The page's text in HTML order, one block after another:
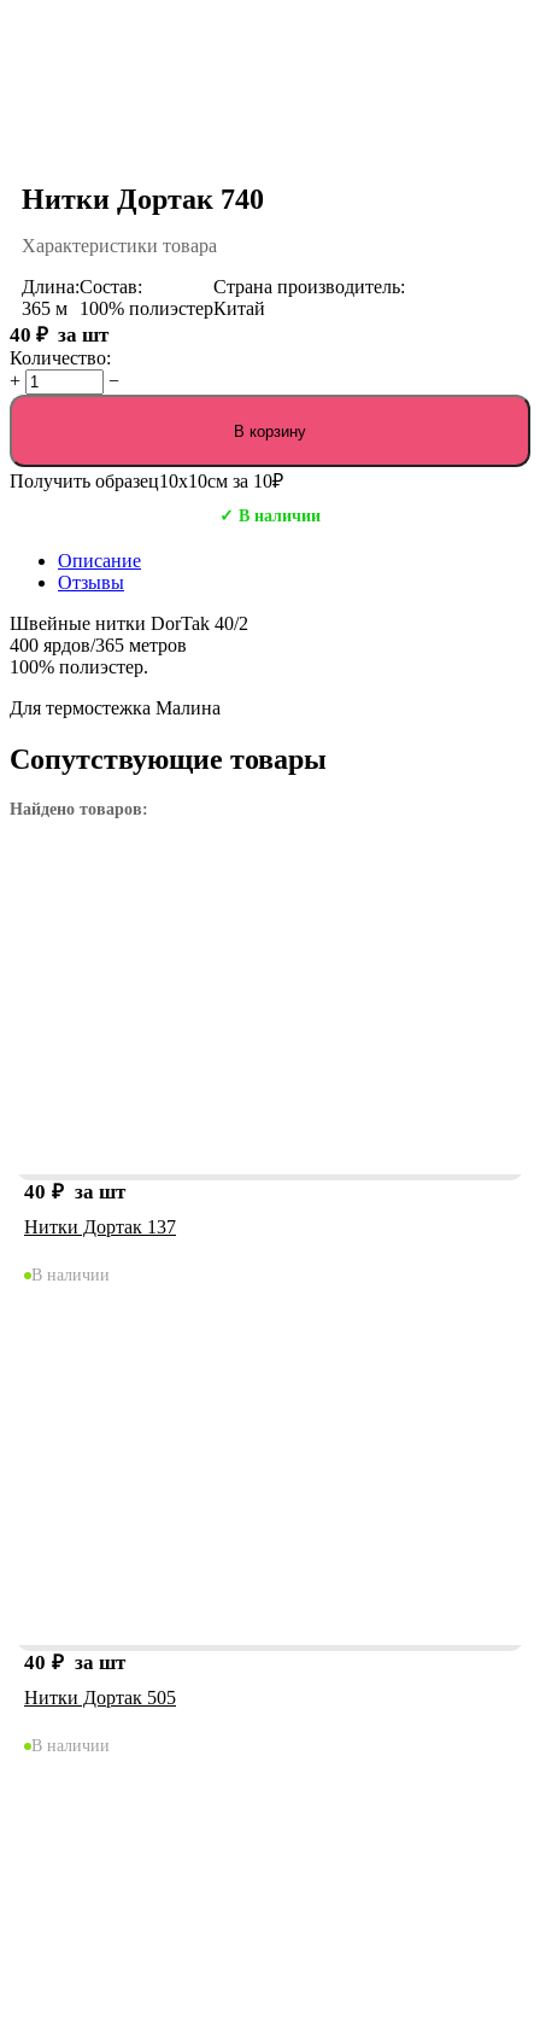
Нитки Дортак 740
Характеристики товара
Длина:
365 м
Состав:
100% полиэстер
Страна производитель:
Китай
40 ₽ за шт
Количество:
+
−
В корзину
Получить образец10х10см за 10₽
✓ В наличии
Описание
Отзывы
Швейные нитки DorTak 40/2
400 ярдов/365 метров
100% полиэстер.
Для термостежка Малина
Сопутствующие товары
Найдено товаров:
40 ₽ за шт
Нитки Дортак 137
В наличии
40 ₽ за шт
Нитки Дортак 505
В наличии